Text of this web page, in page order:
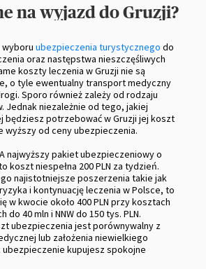
na wyjazd do Gruzji?
ubezpieczenia turystycznego do
oraz następstwa nieszczęśliwych
koszty leczenia w Gruzji nie są
o tyle ewentualny transport medyczny
Sporo również zależy od rodzaju
Jednak niezależnie od tego, jakiej
będziesz potrzebować w Gruzji jej koszt
wyższy od ceny ubezpieczenia.
najwyższy pakiet ubezpieczeniowy o
koszt niespełna 200 PLN za tydzień.
najistotniejsze poszerzenia takie jak
i kontynuację leczenia w Polsce, to
w kwocie około 400 PLN przy kosztach
do 40 mln i NNW do 150 tys. PLN.
ubezpieczenia jest porównywalny z
lub założenia niewielkiego
ubezpieczenie kupujesz spokojne